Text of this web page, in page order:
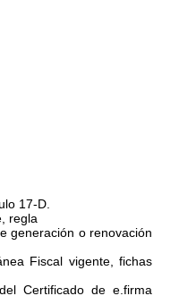
17-D.
regla
generación o renovación
Fiscal vigente, fichas
Certificado de e.firma